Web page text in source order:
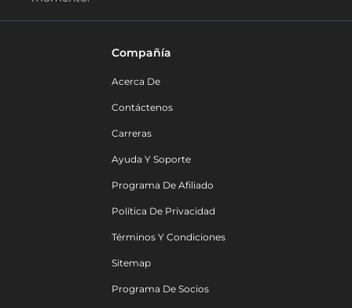
Compañía
Acerca De
Contáctenos
Carreras
Ayuda Y Soporte
Programa De Afiliado
Política De Privacidad
Términos Y Condiciones
Sitemap
Programa De Socios